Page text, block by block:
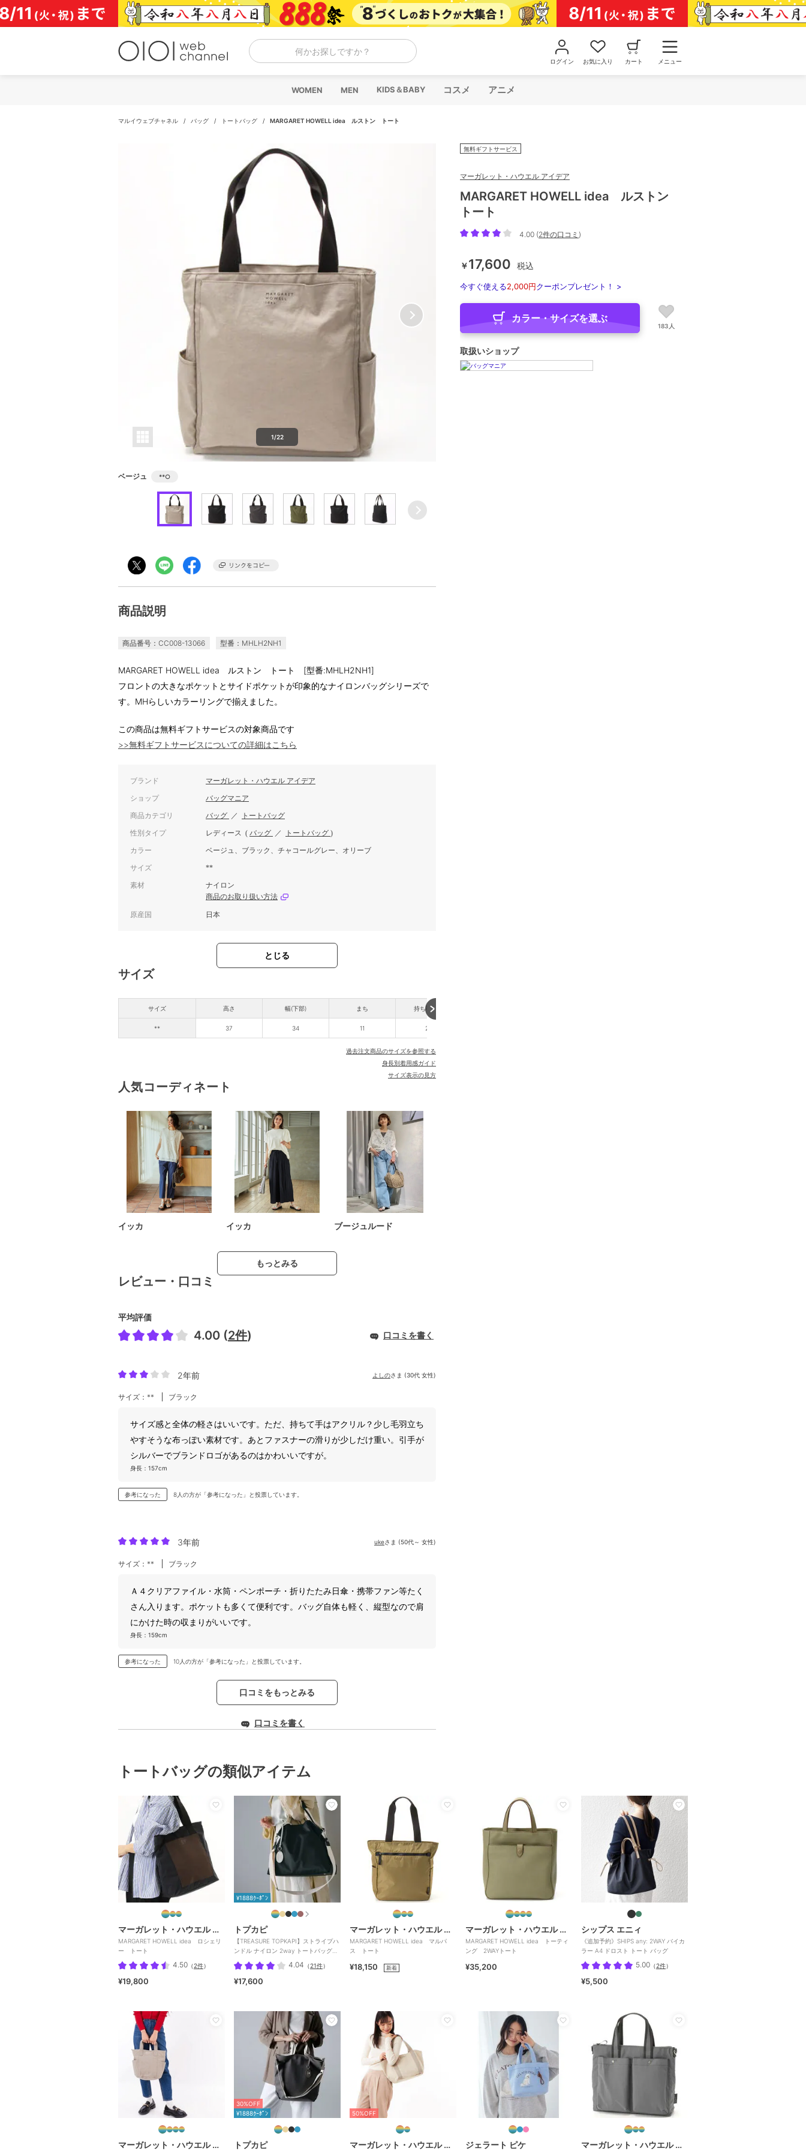
コ
ン
テ
何かお探しですか？
ログイン お気に入り カート メニュー
WOMEN MEN KIDS＆BABY コスメ アニメ
マルイウェブチャネル / バッグ / トートバッグ / MARGARET HOWELL idea ルストン トート
1/22
ベージュ **○
商品説明
商品番号：CC008-13066 型番：MHLH2NH1
MARGARET HOWELL idea ルストン トート [型番:MHLH2NH1]
フロントの大きなポケットとサイドポケットが印象的なナイロンバッグシリーズで
す。MHらしいカラーリングで揃えました。
この商品は無料ギフトサービスの対象商品です
>>無料ギフトサービスについての詳細はこちら
ブランド マーガレット・ハウエル アイデア
ショップ バッグマニア
商品カテゴリ バッグ ／ トートバッグ
性別タイプ レディース ( バッグ ／ トートバッグ )
カラー ベージュ、ブラック、チャコールグレー、オリーブ
サイズ **
素材
ナイロン
商品のお取り扱い方法
原産国 日本
とじる
サイズ
サイズ
**
高さ 幅(下部) まち 持ち手高さ
37 34 11 22
過去注文商品のサイズを参照する
身長別着用感ガイド
サイズ表示の見方
人気コーディネート
イッカ イッカ ブージュルード
もっとみる
レビュー・口コミ
平均評価
4.00 (2件) 口コミを書く
2年前 よしのさま (30代 女性)
サイズ：** ブラック
サイズ感と全体の軽さはいいです。ただ、持ちて手はアクリル？少し毛羽立ち
やすそうな布っぽい素材です。あとファスナーの滑りが少しだけ重い。引手が
シルバーでブランドロゴがあるのはかわいいですが。
身長：157cm
参考になった 8人の方が「参考になった」と投票しています。
3年前 ukeさま (50代～ 女性)
サイズ：** ブラック
Ａ４クリアファイル・水筒・ペンポーチ・折りたたみ日傘・携帯ファン等たく
さん入ります。ポケットも多くて便利です。バッグ自体も軽く、縦型なので肩
にかけた時の収まりがいいです。
身長：159cm
参考になった 10人の方が「参考になった」と投票しています。
口コミをもっとみる
口コミを書く
無料ギフトサービス
マーガレット・ハウエル アイデア
MARGARET HOWELL idea ルストン
トート
4.00 (2件の口コミ )
￥17,600 税込
今すぐ使える2,000円クーポンプレゼント！ >
カラー・サイズを選ぶ
183人
取扱いショップ
トートバッグの類似アイテム
マーガレット・ハウエル アイデア
MARGARET HOWELL idea ロシェリ
ー トート
4.50 （2件）
¥19,800
¥1888ｸｰﾎﾟﾝ
トプカピ
【TREASURE TOPKAPI】ストライプハ
ンドル ナイロン 2way トートバッグ
A4対応
4.04 （21件）
¥17,600
マーガレット・ハウエル アイデア
MARGARET HOWELL idea マルパ
ス トート
¥18,150 新着
マーガレット・ハウエル アイデア
MARGARET HOWELL idea トーティ
ング 2WAYトート
¥35,200
シップス エニィ
《追加予約》SHIPS any: 2WAY バイカ
ラー A4 ドロスト トート バッグ
5.00 （2件）
¥5,500
マーガレット・ハウエル アイデア
30%OFF
¥1888ｸｰﾎﾟﾝ
トプカピ
50%OFF
マーガレット・ハウエル アイデア ジェラート ピケ マーガレット・ハウエル アイデア